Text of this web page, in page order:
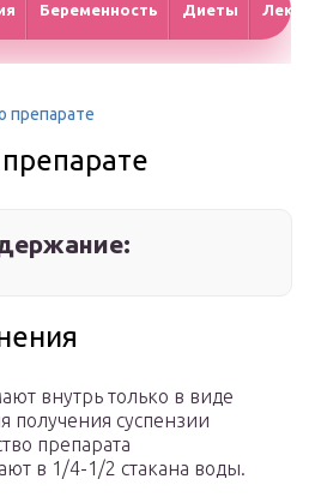
Беременность Диеты
препарате
внутрь только в виде
получения суспензии
препарата
в 1/4-1/2 стакана воды.